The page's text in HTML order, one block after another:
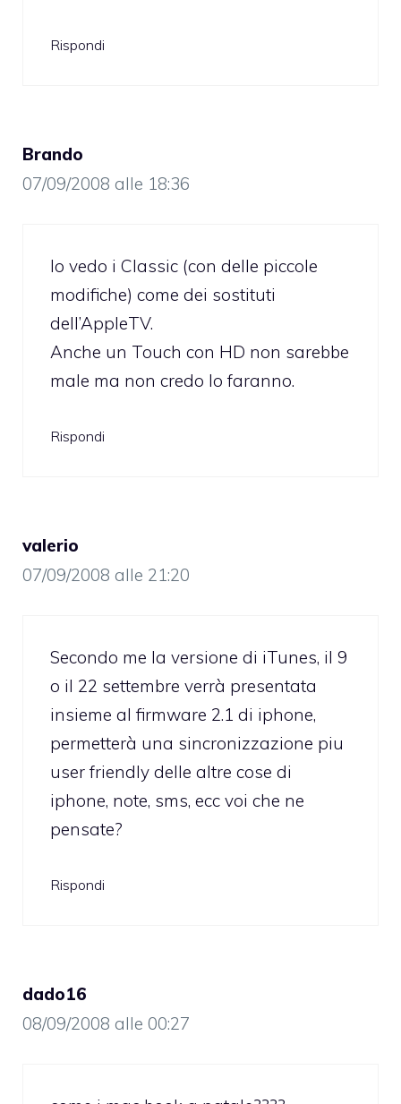
Rispondi
Brando
07/09/2008 alle 18:36
Io vedo i Classic (con delle piccole
modifiche) come dei sostituti
dell’AppleTV.
Anche un Touch con HD non sarebbe
male ma non credo lo faranno.
Rispondi
valerio
07/09/2008 alle 21:20
Secondo me la versione di iTunes, il 9
o il 22 settembre verrà presentata
insieme al firmware 2.1 di iphone,
permetterà una sincronizzazione piu
user friendly delle altre cose di
iphone, note, sms, ecc voi che ne
pensate?
Rispondi
dado16
08/09/2008 alle 00:27